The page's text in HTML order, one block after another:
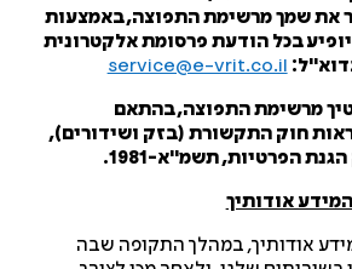
מרשימת התפוצה, באמצעות
הודעת פרסומת אלקטרונית
service@e-vrit.co.il
התפוצה, בהתאם
התקשורת (בזק ושידורים),
במהלך התקופה שבה